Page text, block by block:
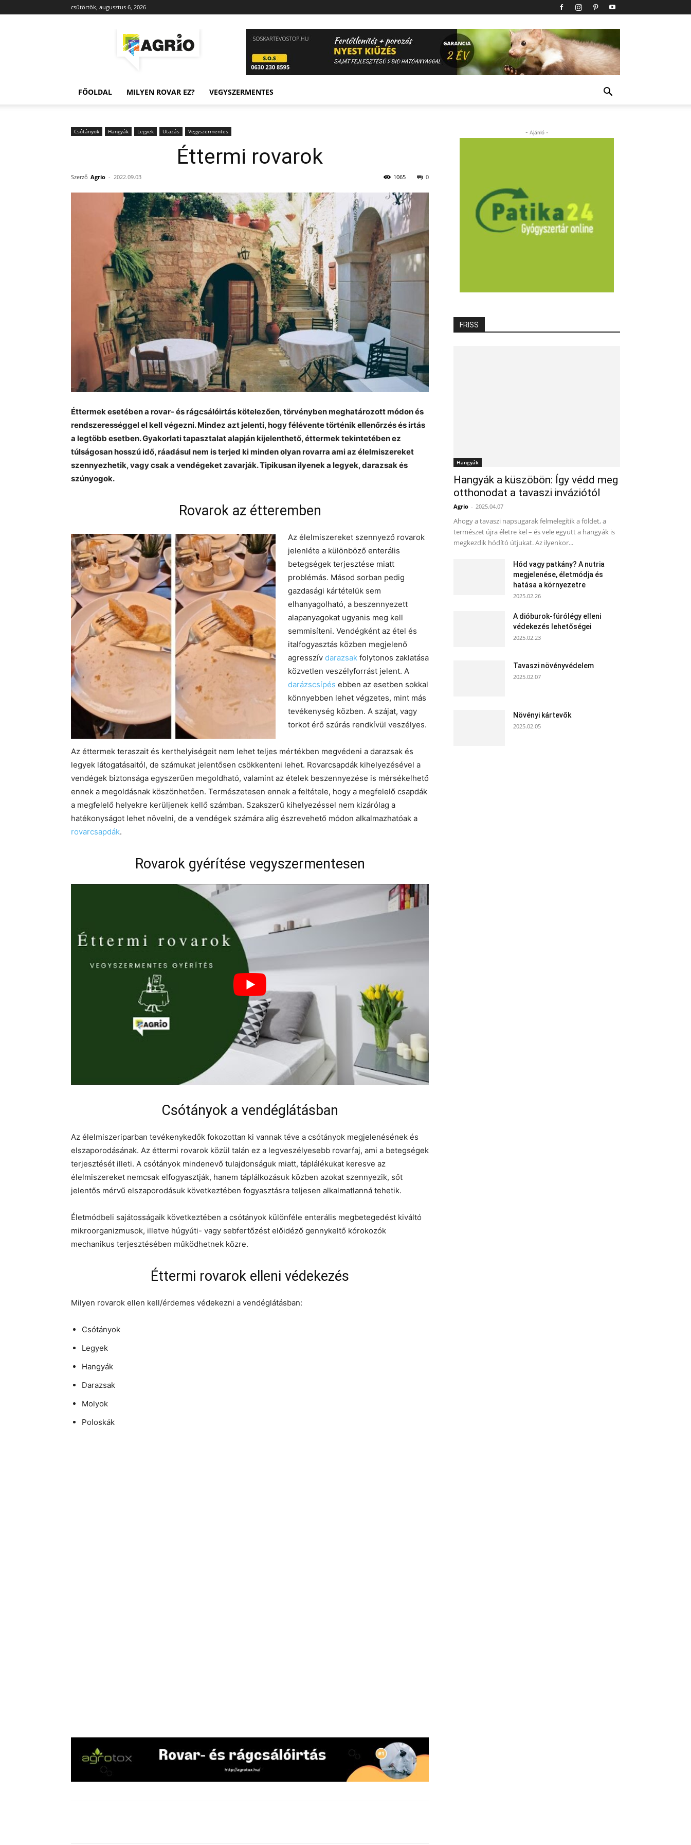
csütörtök, augusztus 6, 2026
FŐOLDAL MILYEN ROVAR EZ? VEGYSZERMENTES
Csótányok Hangyák Legyek Utazás Vegyszermentes
Éttermi rovarok
Szerző Agrio - 2022.09.03 0
1065
Éttermek esetében a rovar- és rágcsálóirtás kötelezően, törvényben meghatározott módon és
rendszerességgel el kell végezni. Mindez azt jelenti, hogy félévente történik ellenőrzés és irtás
a legtöbb esetben. Gyakorlati tapasztalat alapján kijelenthető, éttermek tekintetében ez
túlságosan hosszú idő, ráadásul nem is terjed ki minden olyan rovarra ami az élelmiszereket
szennyezhetik, vagy csak a vendégeket zavarják. Tipikusan ilyenek a legyek, darazsak és
szúnyogok.
Rovarok az étteremben
Az élelmiszereket szennyező rovarok
jelenléte a különböző enterális
betegségek terjesztése miatt
problémás. Másod sorban pedig
gazdasági kártételük sem
elhanyagolható, a beszennyezett
alapanyagokat ugyanis meg kell
semmisíteni. Vendégként az étel és
italfogyasztás közben megjelenő
agresszív darazsak folytonos zaklatása
közvetlen veszélyforrást jelent. A
darázscsípés ebben az esetben sokkal
könnyebben lehet végzetes, mint más
tevékenység közben. A szájat, vagy
torkot érő szúrás rendkívül veszélyes.
Az éttermek teraszait és kerthelyiségeit nem lehet teljes mértékben megvédeni a darazsak és
legyek látogatásaitól, de számukat jelentősen csökkenteni lehet. Rovarcsapdák kihelyezésével a
vendégek biztonsága egyszerűen megoldható, valamint az ételek beszennyezése is mérsékelhető
ennek a megoldásnak köszönhetően. Természetesen ennek a feltétele, hogy a megfelelő csapdák
a megfelelő helyekre kerüljenek kellő számban. Szakszerű kihelyezéssel nem kizárólag a
hatékonyságot lehet növelni, de a vendégek számára alig észrevehető módon alkalmazhatóak a
rovarcsapdák.
Rovarok gyérítése vegyszermentesen
Csótányok a vendéglátásban
Az élelmiszeriparban tevékenykedők fokozottan ki vannak téve a csótányok megjelenésének és
elszaporodásának. Az éttermi rovarok közül talán ez a legveszélyesebb rovarfaj, ami a betegségek
terjesztését illeti. A csótányok mindenevő tulajdonságuk miatt, táplálékukat keresve az
élelmiszereket nemcsak elfogyasztják, hanem táplálkozásuk közben azokat szennyezik, sőt
jelentős mérvű elszaporodásuk következtében fogyasztásra teljesen alkalmatlanná tehetik.
Életmódbeli sajátosságaik következtében a csótányok különféle enterális megbetegedést kiváltó
mikroorganizmusok, illetve húgyúti- vagy sebfertőzést előidéző gennykeltő kórokozók
mechanikus terjesztésében működhetnek közre.
Éttermi rovarok elleni védekezés
Milyen rovarok ellen kell/érdemes védekezni a vendéglátásban:
Csótányok
Legyek
Hangyák
Darazsak
Molyok
Poloskák
- Ajánló -
FRISS
Hangyák
Hangyák a küszöbön: Így védd meg
otthonodat a tavaszi inváziótól
Agrio - 2025.04.07
Ahogy a tavaszi napsugarak felmelegítik a földet, a
természet újra életre kel – és vele együtt a hangyák is
megkezdik hódító útjukat. Az ilyenkor...
Hód vagy patkány? A nutria
megjelenése, életmódja és
hatása a környezetre
2025.02.26
A dióburok-fúrólégy elleni
védekezés lehetőségei
2025.02.23
Tavaszi növényvédelem
2025.02.07
Növényi kártevők
2025.02.05